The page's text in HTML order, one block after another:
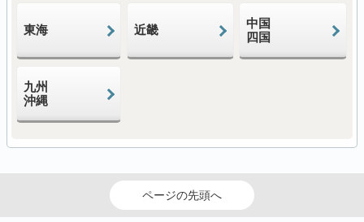
東海 近畿
中国
四国
九州
沖縄
ページの先頭へ